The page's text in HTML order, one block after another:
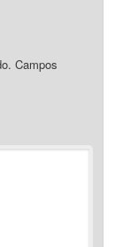
Campos